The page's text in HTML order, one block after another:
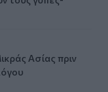
Ασίας πριν